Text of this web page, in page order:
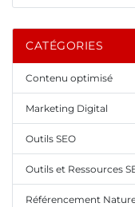
CATÉGORIES
Contenu optimisé
Marketing Digital
Outils SEO
Outils et Ressources
Référencement